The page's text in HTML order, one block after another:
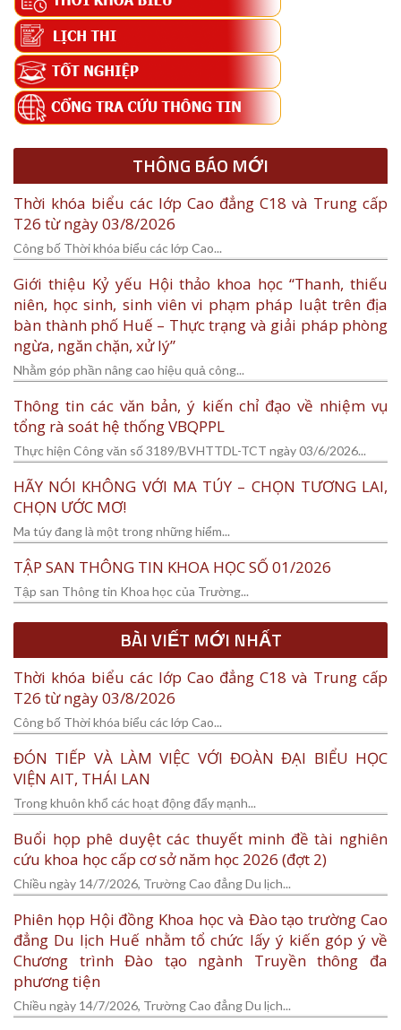
THÔNG BÁO MỚI
Thời khóa biểu các lớp Cao đẳng C18 và Trung cấp
T26 từ ngày 03/8/2026
Công bố Thời khóa biểu các lớp Cao...
Giới thiệu Kỷ yếu Hội thảo khoa học “Thanh, thiếu
niên, học sinh, sinh viên vi phạm pháp luật trên địa
bàn thành phố Huế – Thực trạng và giải pháp phòng
ngừa, ngăn chặn, xử lý”
Nhằm góp phần nâng cao hiệu quả công...
Thông tin các văn bản, ý kiến chỉ đạo về nhiệm vụ
tổng rà soát hệ thống VBQPPL
Thực hiện Công văn số 3189/BVHTTDL-TCT ngày 03/6/2026...
HÃY NÓI KHÔNG VỚI MA TÚY – CHỌN TƯƠNG LAI,
CHỌN ƯỚC MƠ!
Ma túy đang là một trong những hiểm...
TẬP SAN THÔNG TIN KHOA HỌC SỐ 01/2026
Tập san Thông tin Khoa học của Trường...
BÀI VIẾT MỚI NHẤT
Thời khóa biểu các lớp Cao đẳng C18 và Trung cấp
T26 từ ngày 03/8/2026
Công bố Thời khóa biểu các lớp Cao...
ĐÓN TIẾP VÀ LÀM VIỆC VỚI ĐOÀN ĐẠI BIỂU HỌC
VIỆN AIT, THÁI LAN
Trong khuôn khổ các hoạt động đẩy mạnh...
Buổi họp phê duyệt các thuyết minh đề tài nghiên
cứu khoa học cấp cơ sở năm học 2026 (đợt 2)
Chiều ngày 14/7/2026, Trường Cao đẳng Du lịch...
Phiên họp Hội đồng Khoa học và Đào tạo trường Cao
đẳng Du lịch Huế nhằm tổ chức lấy ý kiến góp ý về
Chương trình Đào tạo ngành Truyền thông đa
phương tiện
Chiều ngày 14/7/2026, Trường Cao đẳng Du lịch...